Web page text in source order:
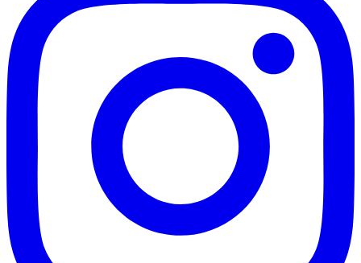
ゲ
ー
シ
ョ